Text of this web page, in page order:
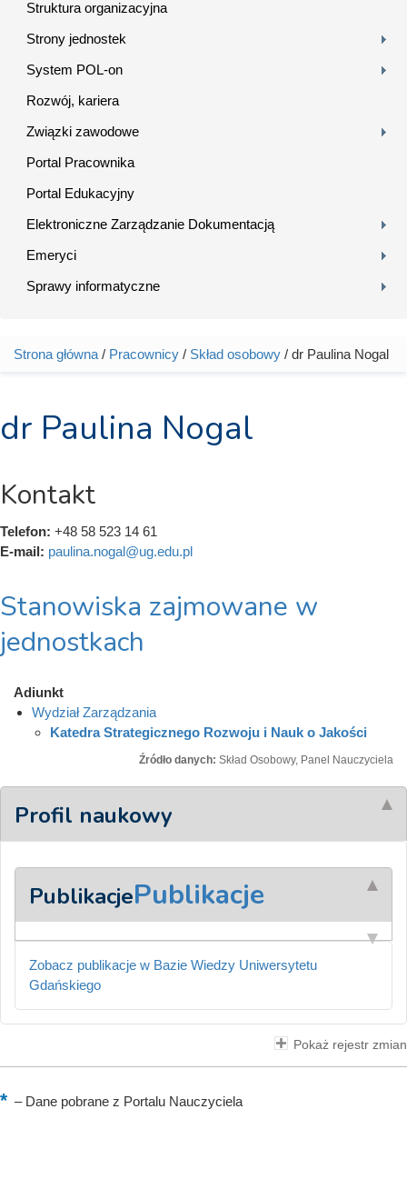
Struktura organizacyjna
Strony jednostek
System POL-on
Rozwój, kariera
Związki zawodowe
Portal Pracownika
Portal Edukacyjny
Elektroniczne Zarządzanie Dokumentacją
Emeryci
Sprawy informatyczne
Jesteś tutaj
Strona główna / Pracownicy / Skład osobowy / dr Paulina Nogal
dr Paulina Nogal
Kontakt
Telefon: +48 58 523 14 61
E-mail: paulina.nogal@ug.edu.pl
Stanowiska zajmowane w
jednostkach
Adiunkt
Wydział Zarządzania
Katedra Strategicznego Rozwoju i Nauk o Jakości
Źródło danych: Skład Osobowy, Panel Nauczyciela
Profil naukowy
PublikacjePublikacje
Zobacz publikacje w Bazie Wiedzy Uniwersytetu
Gdańskiego
Pokaż rejestr zmian
–Dane pobrane z Portalu Nauczyciela